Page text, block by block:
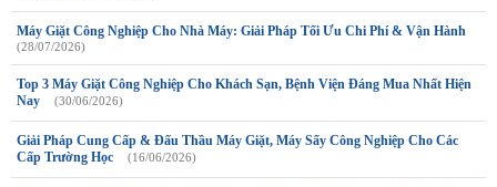
Máy Giặt Công Nghiệp Cho Nhà Máy: Giải Pháp Tối Ưu Chi Phí & Vận Hành
(28/07/2026)
Top 3 Máy Giặt Công Nghiệp Cho Khách Sạn, Bệnh Viện Đáng Mua Nhất Hiện
Nay
(30/06/2026)
Giải Pháp Cung Cấp & Đấu Thầu Máy Giặt, Máy Sấy Công Nghiệp Cho Các
Cấp Trường Học
(16/06/2026)